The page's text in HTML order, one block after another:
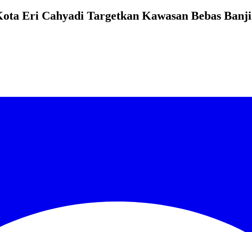
Eri Cahyadi Targetkan Kawasan Bebas